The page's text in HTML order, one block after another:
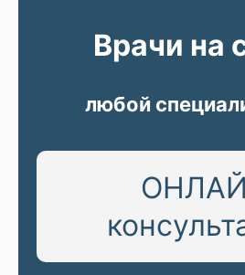
любой
Врачи на